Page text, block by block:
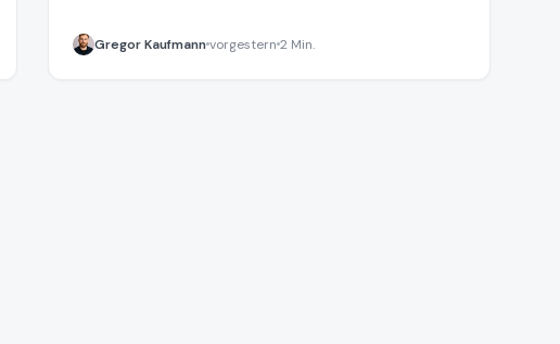
Gregor Kaufmannvorgestern 2 Min.